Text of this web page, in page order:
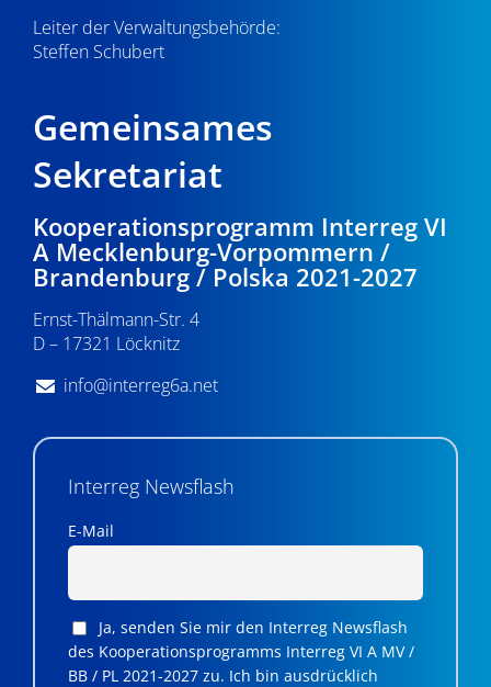
Leiter der Verwaltungsbehörde:
Steffen Schubert
Gemeinsames
Sekretariat
Kooperationsprogramm Interreg VI
A Mecklenburg-Vorpommern /
Brandenburg / Polska 2021-2027
Ernst-Thälmann-Str. 4
D – 17321 Löcknitz
info@interreg6a.net
Interreg Newsflash
E-Mail
Ja, senden Sie mir den Interreg Newsflash
des Kooperationsprogramms Interreg VI A MV /
BB / PL 2021-2027 zu. Ich bin ausdrücklich